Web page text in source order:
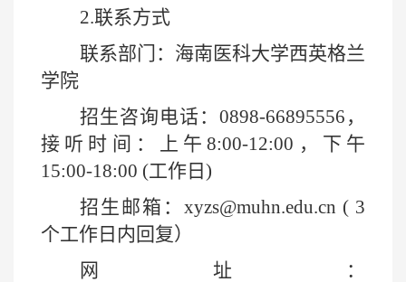
2.联系方式
联系部门：海南医科大学西英格兰
学院
招生咨询电话： 0898-66895556 ，
接听时间：上午8:00-12:00 ，下午
15:00-18:00 (工作日 )
招生邮箱： xyzs@muhn.edu.cn ( 3
个工作日内回复）
网址：